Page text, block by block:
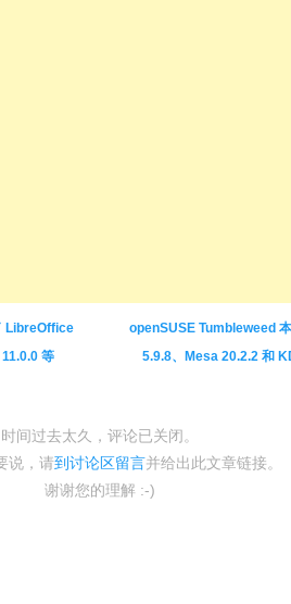
LibreOffice
等
openSUSE Tumbleweed
5.9.8、Mesa 20.2.2 和
时间过去太久，评论已关闭。
说，请到讨论区留言并给出此文章链接。
谢谢您的理解 :-)